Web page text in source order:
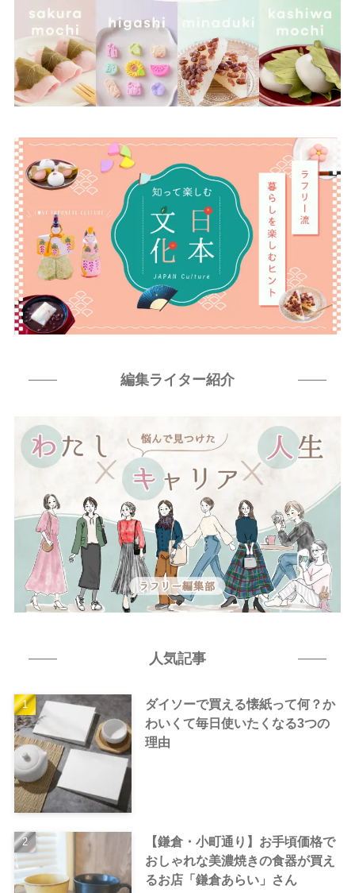
編集ライター紹介
人気記事
ダイソーで買える懐紙って何？か
わいくて毎日使いたくなる3つの
理由
【鎌倉・小町通り】お手頃価格で
おしゃれな美濃焼きの食器が買え
るお店「鎌倉あらい」さん